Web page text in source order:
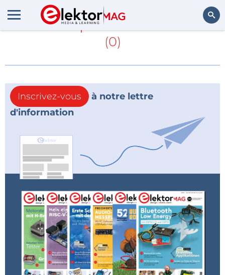
En savoir plus sur ISO 13485
(0)
Inscrivez-vous
à notre lettre
d'information